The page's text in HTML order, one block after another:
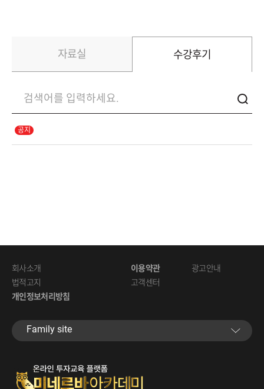
자료실 수강후기
회사소개
법적고지
개인정보처리방침
이용약관
고객센터
광고안내
Familysite